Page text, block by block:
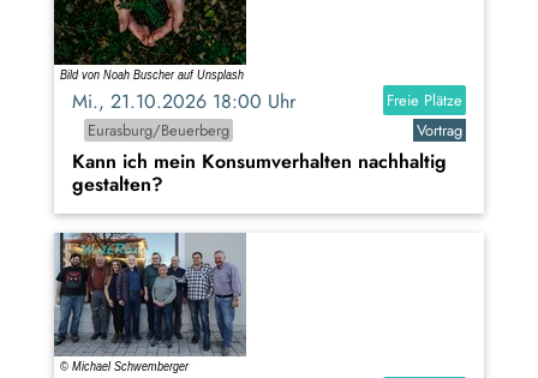
Mi., 21.10.2026 18:00 Uhr
Freie Plätze
Eurasburg/Beuerberg
Vortrag
Kann ich mein Konsumverhalten nachhaltig
gestalten?